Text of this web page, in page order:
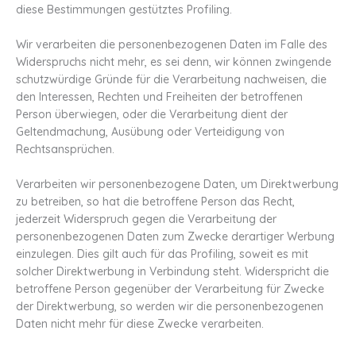
diese Bestimmungen gestütztes Profiling.
Wir verarbeiten die personenbezogenen Daten im Falle des
Widerspruchs nicht mehr, es sei denn, wir können zwingende
schutzwürdige Gründe für die Verarbeitung nachweisen, die
den Interessen, Rechten und Freiheiten der betroffenen
Person überwiegen, oder die Verarbeitung dient der
Geltendmachung, Ausübung oder Verteidigung von
Rechtsansprüchen.
Verarbeiten wir personenbezogene Daten, um Direktwerbung
zu betreiben, so hat die betroffene Person das Recht,
jederzeit Widerspruch gegen die Verarbeitung der
personenbezogenen Daten zum Zwecke derartiger Werbung
einzulegen. Dies gilt auch für das Profiling, soweit es mit
solcher Direktwerbung in Verbindung steht. Widerspricht die
betroffene Person gegenüber der Verarbeitung für Zwecke
der Direktwerbung, so werden wir die personenbezogenen
Daten nicht mehr für diese Zwecke verarbeiten.